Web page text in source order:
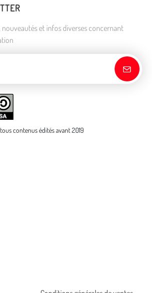
nouveautés et infos diverses concernant
contenus édités avant 2019